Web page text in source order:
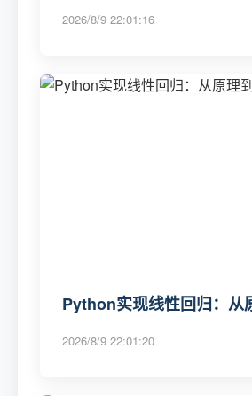
2026/8/9 22:01:16
Python实现线性回归：从
2026/8/9 22:01:20